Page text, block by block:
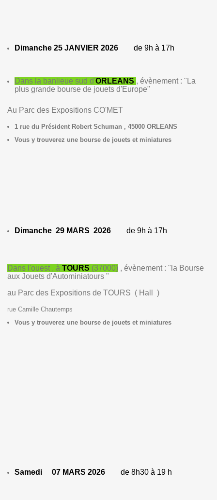
Dimanche 25 JANVIER 2026 de 9h à 17h
Dans la banlieue sud d'ORLEANS , évènement : "La
plus grande bourse de jouets d'Europe"
Au Parc des Expositions CO'MET
1 rue du Président Robert Schuman , 45000 ORLEANS
Vous y trouverez une bourse de jouets et miniatures
Dimanche 29 MARS 2026 de 9h à 17h
Dans l'ouest , à TOURS (37000) , évènement : "la Bourse
aux Jouets d'Autominiatours "
au Parc des Expositions de TOURS ( Hall )
rue Camille Chautemps
Vous y trouverez une bourse de jouets et miniatures
Samedi 07 MARS 2026 de 8h30 à 19 h